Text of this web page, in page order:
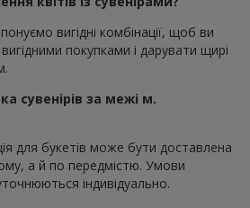
вигідні комбінації, щоб ви
покупками і дарувати щирі
сувенірів за межі м.
для букетів може бути доставлена
а й по передмістю. Умови
індивідуально.